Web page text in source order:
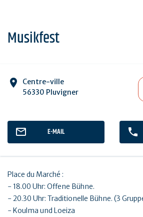
Musikfest
Centre-ville
56330 Pluvigner
E-MAIL
Place du Marché :
- 18.00 Uhr: Offene Bühne.
- 20.30 Uhr: Traditionelle Bühne. (3
- Koulma und Loeiza